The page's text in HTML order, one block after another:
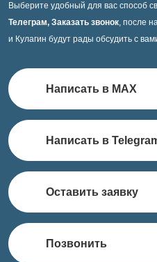
Выберите удобный для вас способ
Телеграм, Заказать звонок, после
и Кулагин будут рады обсудить с
Написать в MAX
Написать в
Оставить заявку
Позвонить